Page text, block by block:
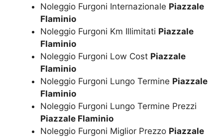
Noleggio Furgoni Internazionale Piazzale
Flaminio
Noleggio Furgoni Km Illimitati Piazzale
Flaminio
Noleggio Furgoni Low Cost Piazzale
Flaminio
Noleggio Furgoni Lungo Termine Piazzale
Flaminio
Noleggio Furgoni Lungo Termine Prezzi
Piazzale Flaminio
Noleggio Furgoni Miglior Prezzo Piazzale